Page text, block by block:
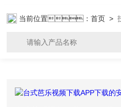
当前位置：首页 >